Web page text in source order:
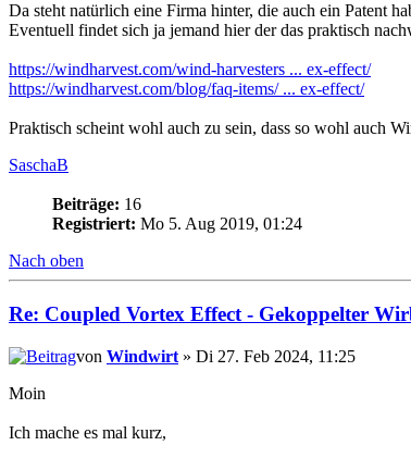
Da steht natürlich eine Firma hinter, die auch ein Patent
Eventuell findet sich ja jemand hier der das praktisch
https://windharvest.com/wind-harvesters ... ex-effect/
https://windharvest.com/blog/faq-items/ ... ex-effect/
Praktisch scheint wohl auch zu sein, dass so wohl auch
SaschaB
Beiträge: 16
Registriert: Mo 5. Aug 2019, 01:24
Nach oben
Re: Coupled Vortex Effect - Gekoppelter
von Windwirt » Di 27. Feb 2024, 11:25
Moin
Ich mache es mal kurz,